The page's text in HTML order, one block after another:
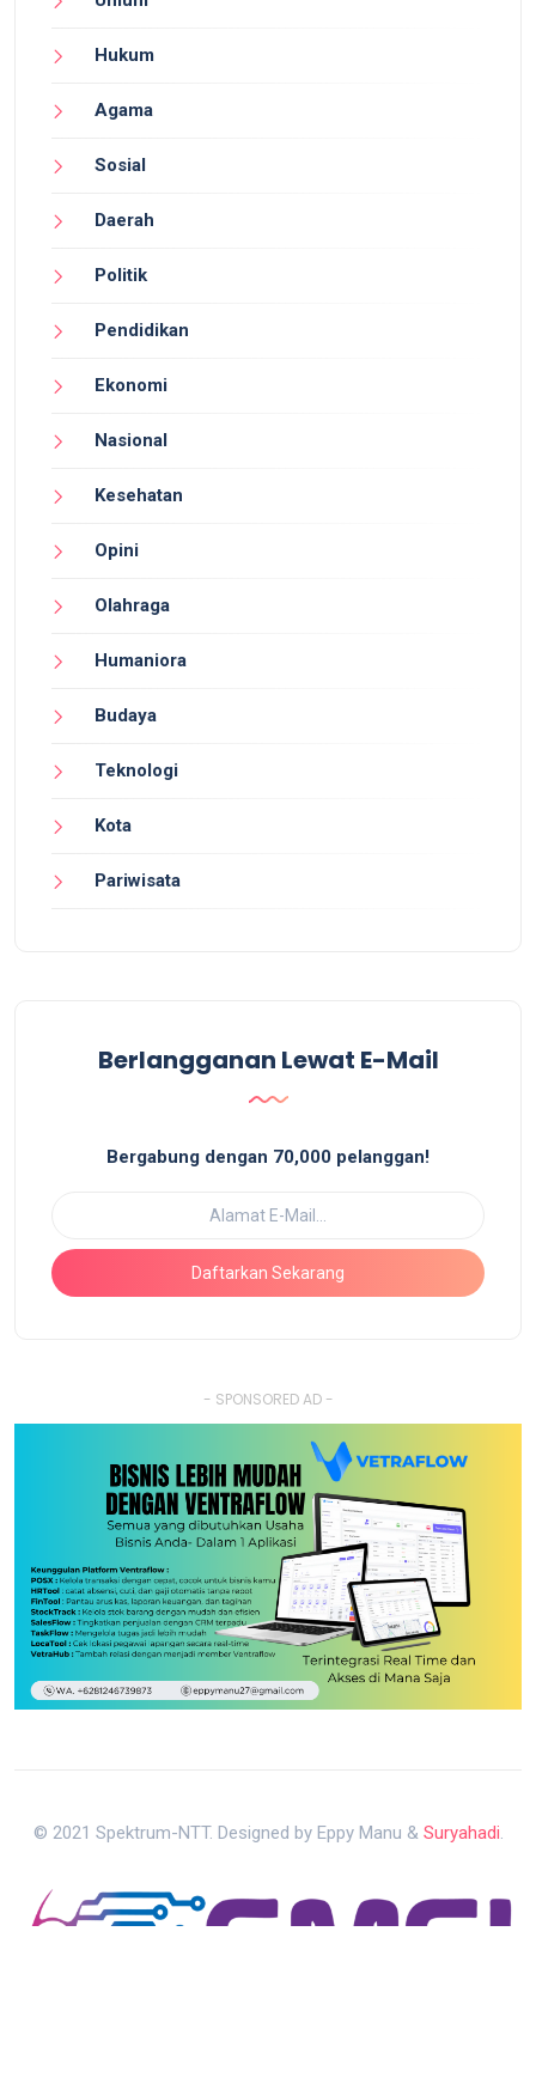
Hukum
Agama
Sosial
Daerah
Politik
Pendidikan
Ekonomi
Nasional
Kesehatan
Opini
Olahraga
Humaniora
Budaya
Teknologi
Kota
Pariwisata
Berlangganan Lewat E-Mail
Bergabung dengan 70,000 pelanggan!
Daftarkan Sekarang
- SPONSORED AD -
© 2021 Spektrum-NTT. Designed by Eppy Manu & Suryahadi.